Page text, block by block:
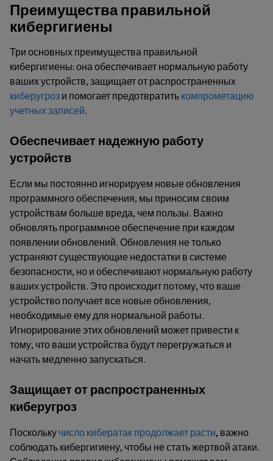
Преимущества правильной
кибергигиены
Три основных преимущества правильной
кибергигиены: она обеспечивает нормальную работу
ваших устройств, защищает от распространенных
киберугроз и помогает предотвратить компрометацию
учетных записей.
Обеспечивает надежную работу
устройств
Если мы постоянно игнорируем новые обновления
программного обеспечения, мы приносим своим
устройствам больше вреда, чем пользы. Важно
обновлять программное обеспечение при каждом
появлении обновлений. Обновления не только
устраняют существующие недостатки в системе
безопасности, но и обеспечивают нормальную работу
ваших устройств. Это происходит потому, что ваше
устройство получает все новые обновления,
необходимые ему для нормальной работы.
Игнорирование этих обновлений может привести к
тому, что ваши устройства будут перегружаться и
начать медленно запускаться.
Защищает от распространенных
киберугроз
Поскольку число кибератак продолжает расти, важно
соблюдать кибергигиену, чтобы не стать жертвой атаки.